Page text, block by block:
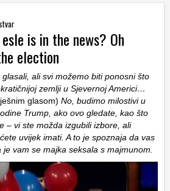
is in the news? Oh
election
ali svi možemo biti ponosni što
zemlji u Sjevernoj Americi…
glasom) No, budimo milostivi u
Trump, ako ovo gledate, kao što
– vi ste možda izgubili izbore, ali
uvijek imati. A to je spoznaja da vas
vam se majka seksala s majmunom.